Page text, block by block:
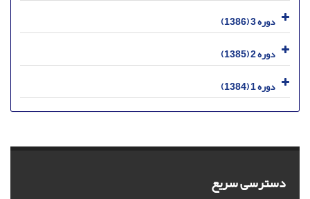
دوره 3 (1386)
دوره 2 (1385)
دوره 1 (1384)
دسترسی سریع